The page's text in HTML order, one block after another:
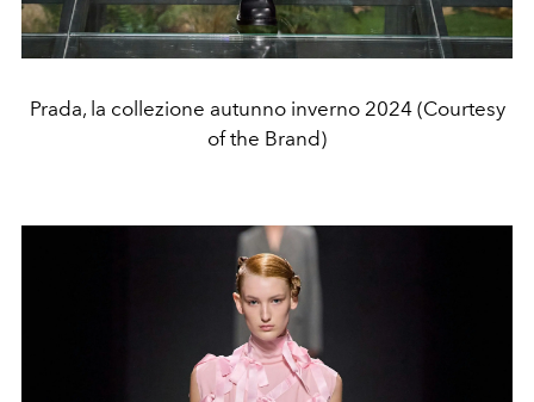
Prada, la collezione autunno inverno 2024 (Courtesy
of the Brand)